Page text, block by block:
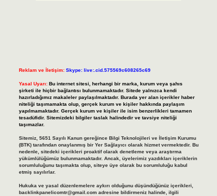
Reklam ve İletişim: Skype: live:.cid.575569c608265c69
Yasal Uyarı: Bu internet sitesi, herhangi bir marka, kurum veya şahıs
şirketi ile hiçbir bağlantısı bulunmamaktadır. Sitede yalnızca kendi
hazırladığımız makaleler paylaşılmaktadır. Burada yer alan içerikler haber
niteliği taşımamakta olup, gerçek kurum ve kişiler hakkında paylaşım
yapılmamaktadır. Gerçek kurum ve kişiler ile isim benzerlikleri tamamen
tesadüfidir. Sitemizdeki bilgiler taslak halindedir ve tavsiye niteliği
taşımazlar.
Sitemiz, 5651 Sayılı Kanun gereğince Bilgi Teknolojileri ve İletişim Kurumu
(BTK) tarafından onaylanmış bir Yer Sağlayıcı olarak hizmet vermektedir. Bu
nedenle, sitedeki içerikleri proaktif olarak denetleme veya araştırma
yükümlülüğümüz bulunmamaktadır. Ancak, üyelerimiz yazdıkları içeriklerin
sorumluluğunu taşımakta olup, siteye üye olarak bu sorumluluğu kabul
etmiş sayılırlar.
Hukuka ve yasal düzenlemelere aykırı olduğunu düşündüğünüz içerikleri,
backlinkpanelicomtr@gmail.comadresine bildirmeniz halinde, ilgili